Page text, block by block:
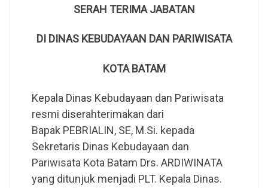
SERAH TERIMA JABATAN
DI DINAS KEBUDAYAAN DAN PARIWISATA
KOTA BATAM
Kepala Dinas Kebudayaan dan Pariwisata
resmi diserahterimakan dari
Bapak PEBRIALIN, SE, M.Si. kepada
Sekretaris Dinas Kebudayaan dan
Pariwisata Kota Batam Drs. ARDIWINATA
yang ditunjuk menjadi PLT. Kepala Dinas.